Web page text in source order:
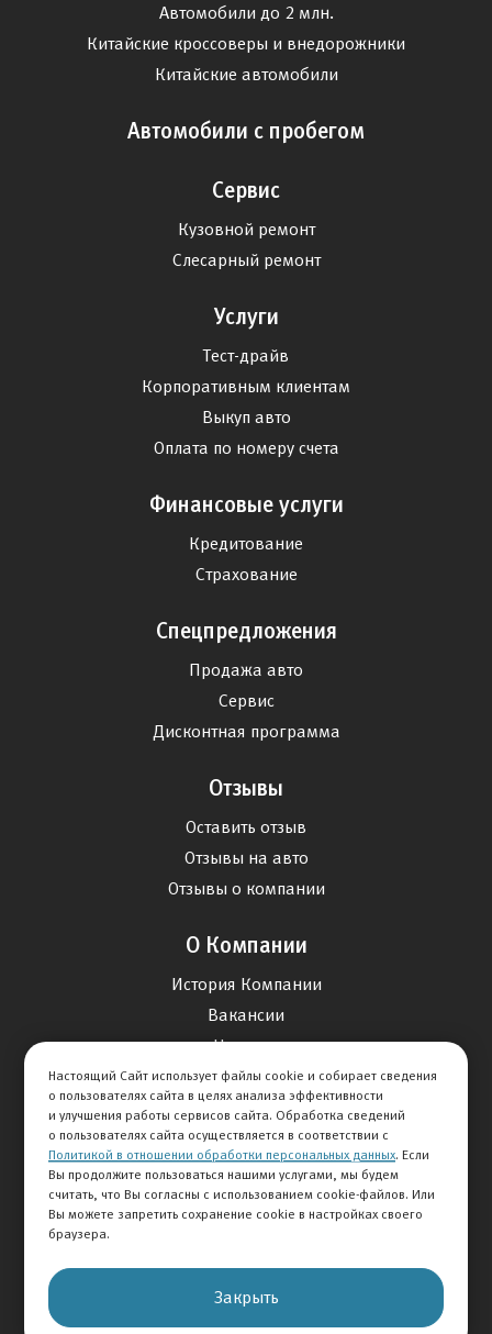
© 2026 АВТОМИР
Автомобили до 2 млн.
Китайские кроссоверы и внедорожники
Китайские автомобили
Автомобили с пробегом
Сервис
Кузовной ремонт
Слесарный ремонт
Услуги
Тест-драйв
Корпоративным клиентам
Выкуп авто
Оплата по номеру счета
Финансовые услуги
Кредитование
Страхование
Спецпредложения
Продажа авто
Сервис
Дисконтная программа
Отзывы
Оставить отзыв
Отзывы на авто
Отзывы о компании
О Компании
История Компании
Вакансии
Новости
Карта сайта
Контакты
+7 495 292-60-60
Настоящий Сайт использует файлы cookie и собирает сведения
о пользователях сайта в целях анализа эффективности
и улучшения работы сервисов сайта. Обработка сведений
о пользователях сайта осуществляется в соответствии с
Политикой в отношении обработки персональных данных. Если
Вы продолжите пользоваться нашими услугами, мы будем
считать, что Вы согласны с использованием cookie-файлов. Или
Вы можете запретить сохранение cookie в настройках своего
браузера.
Закрыть